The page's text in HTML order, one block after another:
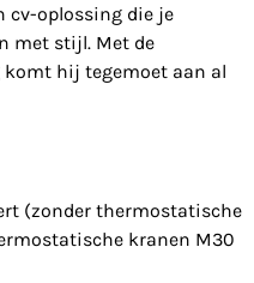
cv-oplossing die je
met stijl. Met de
hij tegemoet aan al
(zonder thermostatische
kranen M30